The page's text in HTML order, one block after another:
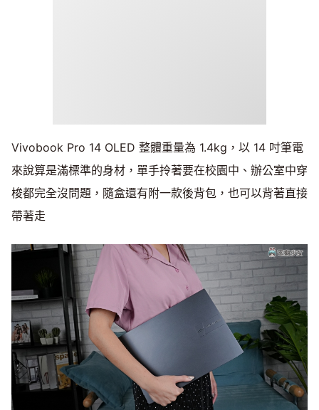
Vivobook Pro 14 OLED 整體重量為 1.4kg，以 14 吋筆電
來說算是滿標準的身材，單手拎著要在校園中、辦公室中穿
梭都完全沒問題，隨盒還有附一款後背包，也可以背著直接
帶著走